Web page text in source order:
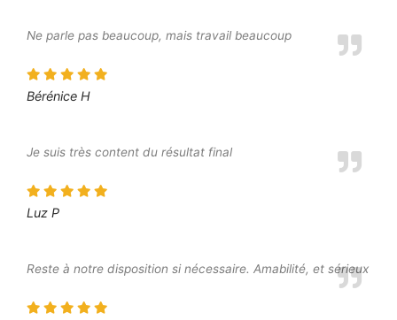
Ne parle pas beaucoup, mais travail beaucoup
Bérénice H
Je suis très content du résultat final
Luz P
Reste à notre disposition si nécessaire. Amabilité, et sérieux